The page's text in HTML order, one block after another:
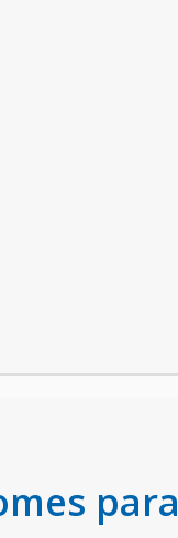
para